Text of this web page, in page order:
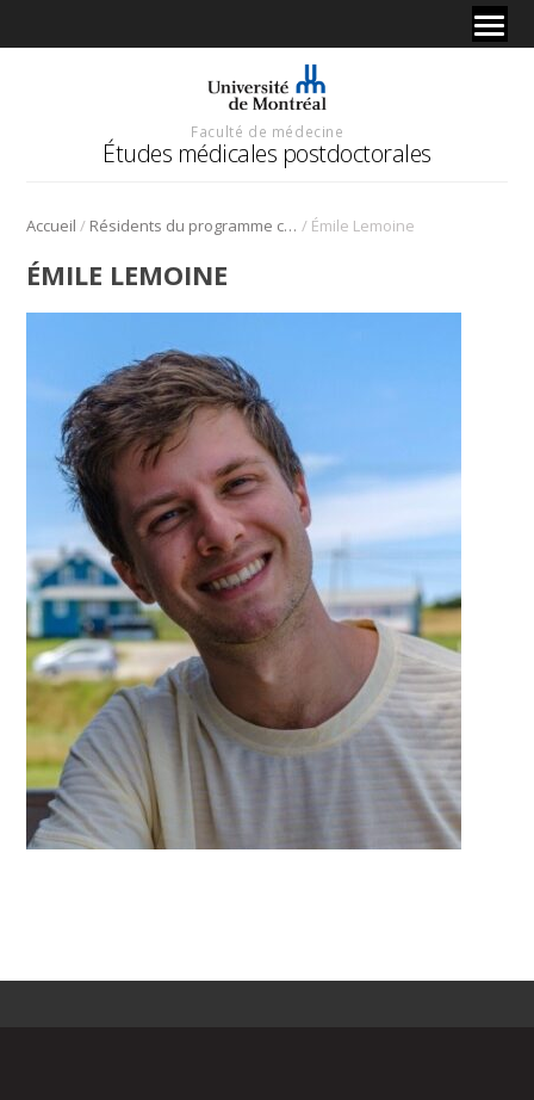
Faculté de médecine
Études médicales postdoctorales
Accueil / Résidents du programme cliniciens-chercheurs / Émile Lemoine
ÉMILE LEMOINE